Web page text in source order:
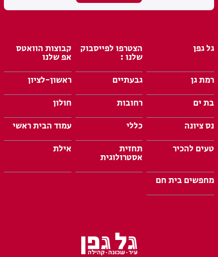
גל גפן הצטרפו לפייסבוק
שלנו :
קבוצות הוואטס
אפ שלנו
רמת גן
גבעתיים
ראשון-לציון
בת ים
רחובות
חולון
נס ציונה
כללי
עמוד הבית ראשי
טעים להכיר
תחזית
אסטרולוגית
אילת
מחפשים בית חם